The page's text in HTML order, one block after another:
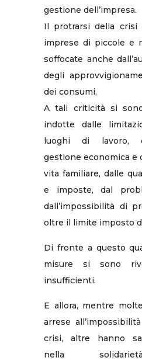
gestione dell’impresa.
Il protrarsi della crisi
imprese di piccole e
soffocate anche
degli
dei consumi.
A tali criticità si
indotte dalle
luoghi di lavoro,
gestione economica e
vita familiare, dalle
e imposte, dal
dall’impossibilità di
oltre il limite imposto
Di fronte a questo
misure si sono
insufficienti.
E allora, mentre
arrese
crisi, altre hanno
nella